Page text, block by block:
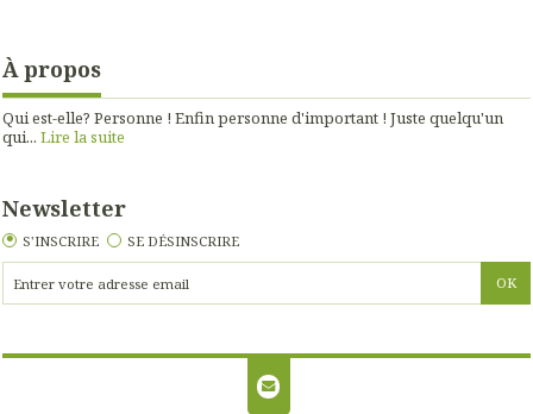
À propos
Qui est-elle? Personne ! Enfin personne d'important ! Juste quelqu'un
qui... Lire la suite
Newsletter
S'INSCRIRE SE DÉSINSCRIRE